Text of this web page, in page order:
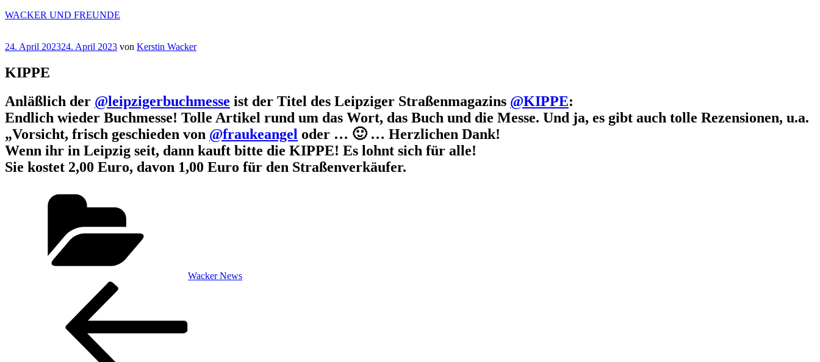
Zum
WACKER UND FREUNDE
Veröffentlicht
24. April 202324. April 2023 von Kerstin Wacker
KIPPE
Anläßlich der @leipzigerbuchmesse ist der Titel des Leipziger Straßenmagazins @KIPPE:
Endlich wieder Buchmesse! Tolle Artikel rund um das Wort, das Buch und die Messe. Und ja, es gibt auch tolle Rezensionen, u.a.
„Vorsicht, frisch geschieden von @fraukeangel oder … 🙂 … Herzlichen Dank!
Wenn ihr in Leipzig seit, dann kauft bitte die KIPPE! Es lohnt sich für alle!
Sie kostet 2,00 Euro, davon 1,00 Euro für den Straßenverkäufer.
Wacker News
Beitragsnavigation